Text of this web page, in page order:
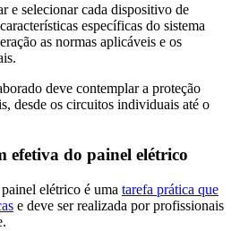
e selecionar cada dispositivo de
específicas do sistema
as normas aplicáveis e os
deve contemplar a proteção
desde os circuitos individuais até o
efetiva do painel elétrico
elétrico é uma tarefa prática que
e deve ser realizada por profissionais